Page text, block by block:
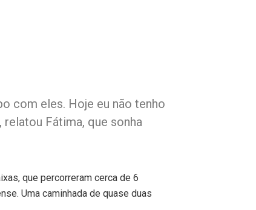
com eles. Hoje eu não tenho
Fátima, que sonha
que percorreram cerca de 6
Uma caminhada de quase duas